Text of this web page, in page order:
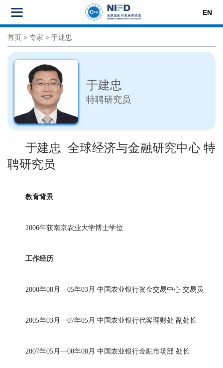
EN
首页 > 专家 > 于建忠
于建忠
特聘研究员
于建忠 全球经济与金融研究中心 特
聘研究员
教育背景
2006年获南京农业大学博士学位
工作经历
2000年08月—05年03月 中国农业银行资金交易中心 交易员
2005年03月—07年05月 中国农业银行代客理财处 副处长
2007年05月—08年08月 中国农业银行金融市场部 处长